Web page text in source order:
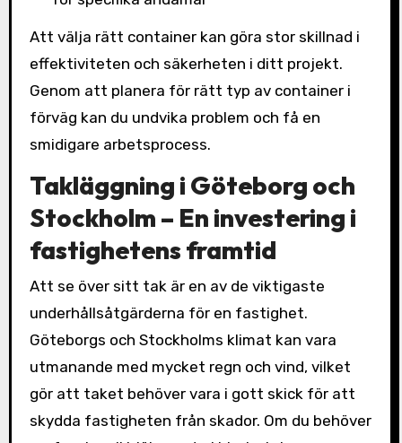
Att välja rätt container kan göra stor skillnad i
effektiviteten och säkerheten i ditt projekt.
Genom att planera för rätt typ av container i
förväg kan du undvika problem och få en
smidigare arbetsprocess.
Takläggning i Göteborg och
Stockholm – En investering i
fastighetens framtid
Att se över sitt tak är en av de viktigaste
underhållsåtgärderna för en fastighet.
Göteborgs och Stockholms klimat kan vara
utmanande med mycket regn och vind, vilket
gör att taket behöver vara i gott skick för att
skydda fastigheten från skador. Om du behöver